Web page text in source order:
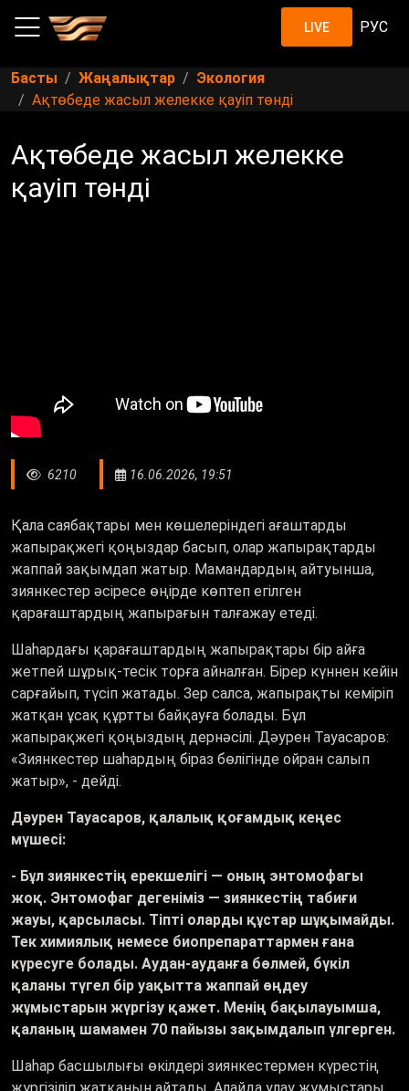
LIVE РУС
Басты Жаңалықтар
Экология
Ақтөбеде жасыл желекке қауіп төнді
Ақтөбеде жасыл желекке
қауіп төнді
6210 16.06.2026, 19:51
Қала саябақтары мен көшелеріндегі ағаштарды
жапырақжегі қоңыздар басып, олар жапырақтарды
жаппай зақымдап жатыр. Мамандардың айтуынша,
зиянкестер әсіресе өңірде көптеп егілген
қарағаштардың жапырағын талғажау етеді.
Шаһардағы қарағаштардың жапырақтары бір айға
жетпей шұрық-тесік торға айналған. Бірер күннен кейін
сарғайып, түсіп жатады. Зер салса, жапырақты кеміріп
жатқан ұсақ құртты байқауға болады. Бұл
жапырақжегі қоңыздың дернәсілі. Дәурен Тауасаров:
«Зиянкестер шаһардың біраз бөлігінде ойран салып
жатыр», - дейді.
Дәурен Тауасаров, қалалық қоғамдық кеңес
мүшесі:
- Бұл зиянкестің ерекшелігі — оның энтомофагы
жоқ. Энтомофаг дегеніміз — зиянкестің табиғи
жауы, қарсыласы. Тіпті оларды құстар шұқымайды.
Тек химиялық немесе биопрепараттармен ғана
күресуге болады. Аудан-ауданға бөлмей, бүкіл
қаланы түгел бір уақытта жаппай өңдеу
жұмыстарын жүргізу қажет. Менің бақылауымша,
қаланың шамамен 70 пайызы зақымдалып үлгерген.
Шаһар басшылығы өкілдері зиянкестермен күрестің